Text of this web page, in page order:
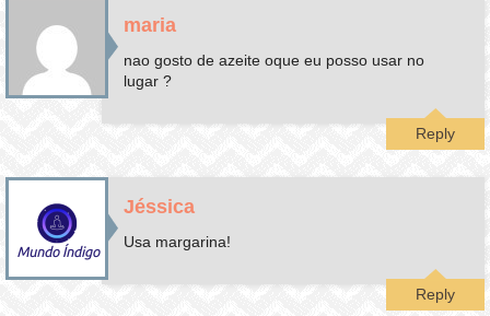
maria
nao gosto de azeite oque eu posso usar no
lugar ?
Reply
Jéssica
Usa margarina!
Reply